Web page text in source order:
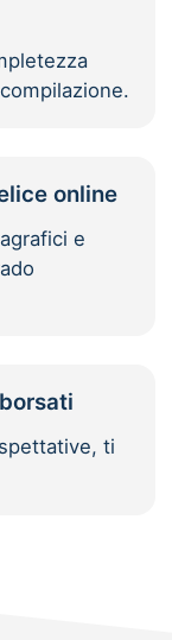
online
e
ti